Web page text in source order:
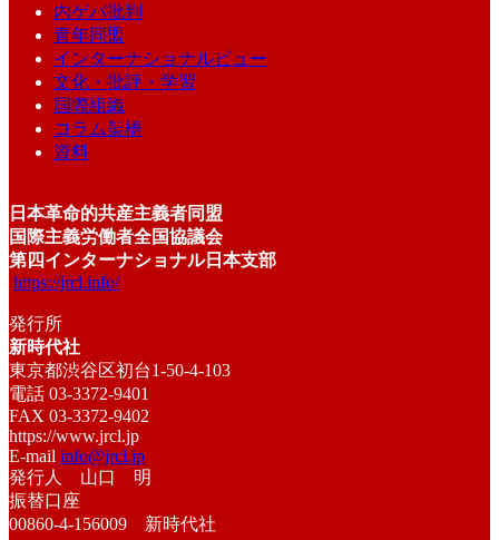
内ゲバ批判
青年同盟
インターナショナルビュー
文化・批評・学習
国際組織
コラム架橋
資料
日本革命的共産主義者同盟
国際主義労働者全国協議会
第四インターナショナル日本支部
https://jrcl.info/
発行所
新時代社
東京都渋谷区初台1-50-4-103
電話 03-3372-9401
FAX 03-3372-9402
https://www.jrcl.jp
E-mail info@jrcl.jp
発行人 山口 明
振替口座
00860-4-156009 新時代社